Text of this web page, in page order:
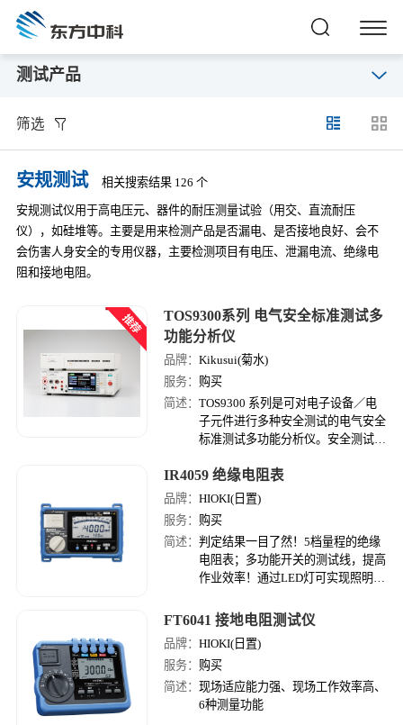
测试产品
筛选
安规测试 相关搜索结果 126 个
安规测试仪用于高电压元、器件的耐压测量试验（用交、直流耐压
仪），如硅堆等。主要是用来检测产品是否漏电、是否接地良好、会不
会伤害人身安全的专用仪器，主要检测项目有电压、泄漏电流、绝缘电
阻和接地电阻。
TOS9300系列 电气安全标准测试多
功能分析仪
品牌：Kikusui(菊水)
服务： 购买
简述：TOS9300 系列是可对电子设备／电
子元件进行多种安全测试的电气安全
标准测试多功能分析仪。安全测试种
接地导通测试，泄漏电流测试（接触
电流测试，保护导体电流测试，患者
泄漏电流测试），局部放电测试。由
于机型结构以必要的测试组合为准，
因此１台可充分应对各类安全测试。
更适合用于研究开发设备，质量保证
测试及标准认证机构的测试设备，生
IR4059 绝缘电阻表
品牌：HIOKI(日置)
服务： 购买
简述：判定结果一目了然！5档量程的绝缘
电阻表；多功能开关的测试线，提高
作业效率！通过LED灯可实现照明、
果；为容性负载时也能稳定和高速测
秒；LED背光灯，提高较暗处工作场
所的工作效率；200 mA 导通检查功
能；……
FT6041 接地电阻测试仪
品牌：HIOKI(日置)
服务： 购买
简述：现场适应能力强、现场工作效率高、
6种测量功能